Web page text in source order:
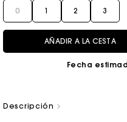
0 1 2 3
AÑADIR A LA CESTA
Fecha
Descripción